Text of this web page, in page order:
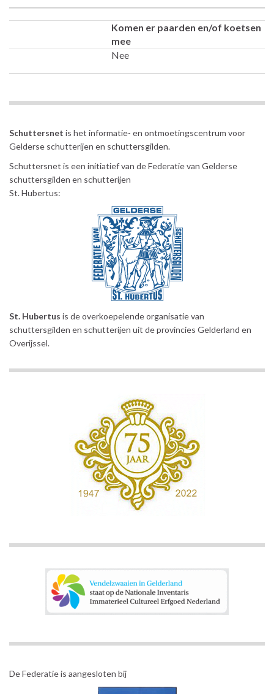
Komen er paarden en/of koetsen
mee
Nee
Schuttersnet is het informatie- en ontmoetingscentrum voor
Gelderse schutterijen en schuttersgilden.
Schuttersnet is een initiatief van de Federatie van Gelderse
schuttersgilden en schutterijen
St. Hubertus:
St. Hubertus is de overkoepelende organisatie van
schuttersgilden en schutterijen uit de provincies Gelderland en
Overijssel.
De Federatie is aangesloten bij